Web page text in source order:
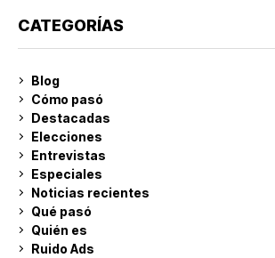
CATEGORÍAS
Blog
Cómo pasó
Destacadas
Elecciones
Entrevistas
Especiales
Noticias recientes
Qué pasó
Quién es
Ruido Ads